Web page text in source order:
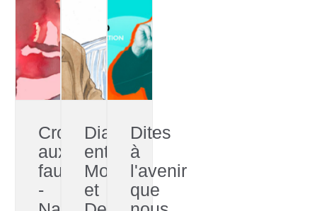
Croire
aux
fauves
-
Dialogue
entre
Morizot
et
Dites
à
l'avenir
que